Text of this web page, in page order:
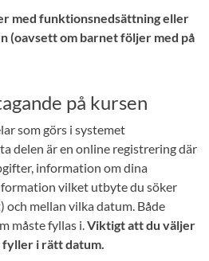
med funktionsnedsättning eller
(oavsett om barnet följer med på
på kursen
som görs i systemet
delen är en online registrering där
information om dina
vilket utbyte du söker
mellan vilka datum. Både
måste fyllas i.Viktigt att du väljer
i rätt datum.